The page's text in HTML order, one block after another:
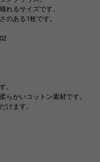
れるサイズです。
のある1枚です。
。
らかいコットン素材です。
けます。